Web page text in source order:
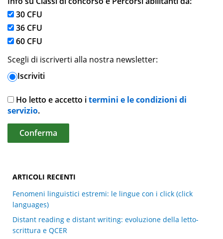
30 CFU
36 CFU
60 CFU
Scegli di iscriverti alla nostra newsletter:
Iscriviti
Ho letto e accetto itermini e le condizioni di
servizio.
ARTICOLI RECENTI
Fenomeni linguistici estremi: le lingue con i click (click
languages)
Distant reading e distant writing: evoluzione della letto-
scrittura e QCER